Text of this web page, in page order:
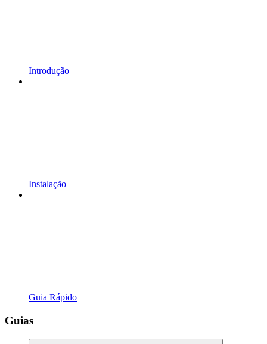
Introdução
Instalação
Guia Rápido
Guias